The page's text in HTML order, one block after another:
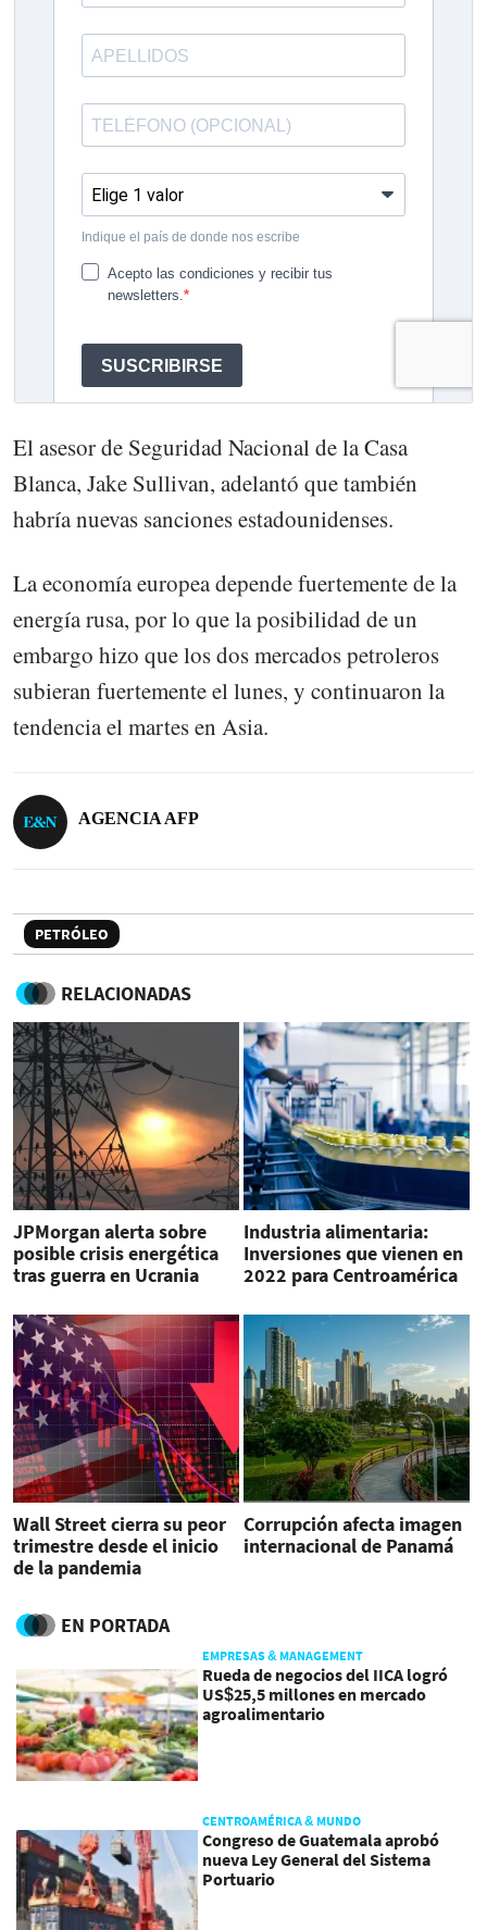
El asesor de Seguridad Nacional de la Casa
Blanca, Jake Sullivan, adelantó que también
habría nuevas sanciones estadounidenses.
La economía europea depende fuertemente de la
energía rusa, por lo que la posibilidad de un
embargo hizo que los dos mercados petroleros
subieran fuertemente el lunes, y continuaron la
tendencia el martes en Asia.
AGENCIA AFP
PETRÓLEO
RELACIONADAS
JPMorgan alerta sobre
posible crisis energética
tras guerra en Ucrania
Industria alimentaria:
Inversiones que vienen en
2022 para Centroamérica
Wall Street cierra su peor
trimestre desde el inicio
de la pandemia
Corrupción afecta imagen
internacional de Panamá
EN PORTADA
EMPRESAS & MANAGEMENT
Rueda de negocios del IICA logró
US$25,5 millones en mercado
agroalimentario
CENTROAMÉRICA & MUNDO
Congreso de Guatemala aprobó
nueva Ley General del Sistema
Portuario